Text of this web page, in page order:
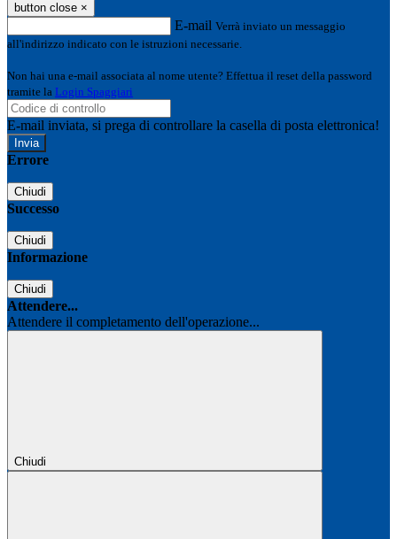
button close ×
E-mail Verrà inviato un messaggio
all'indirizzo indicato con le istruzioni necessarie.
Non hai una e-mail associata al nome utente? Effettua il reset della password
tramite la Login Spaggiari
E-mail inviata, si prega di controllare la casella di posta elettronica!
Errore
Chiudi
Successo
Chiudi
Informazione
Chiudi
Attendere...
Attendere il completamento dell'operazione...
Chiudi